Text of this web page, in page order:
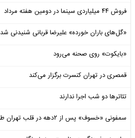
فروش ۴۴ میلیاردی سینما در دومین هفته‌ مرداد
«گل‌های باران خورده» علیرضا قربانی شنیدنی شد
«بایکوت» روی صحنه می‌رود
قمصری در تهران کنسرت برگزار می‌کند
تئاترها دو شب اجرا ندارند
سمفونی «خسوف» پس از ۲دهه در قلب تهران طنین انداز شد